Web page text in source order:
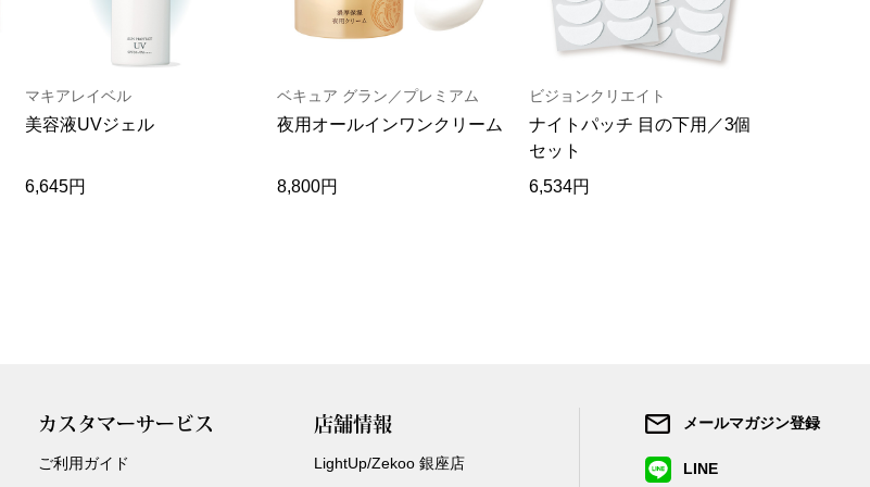
マキアレイベル
美容液UVジェル
6,645円
ベキュア グラン／プレミアム
夜用オールインワンクリーム
8,800円
ビジョンクリエイト
ナイトパッチ 目の下用／3個
セット
6,534円
カスタマーサービス
ご利用ガイド
店舗情報
LightUp/Zekoo 銀座店
メールマガジン登録
LINE